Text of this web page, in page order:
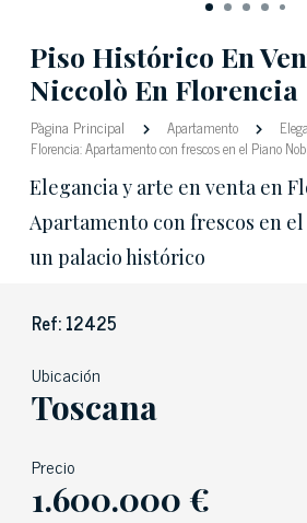
Piso Histórico En
Niccolò En Florencia
Pàgina Principal Apartamento
Florencia: Apartamento con frescos en el Piano
Elegancia y arte en venta en
Apartamento con frescos en
un palacio histórico
Ref: 12425
Ubicación
Toscana
Precio
1.600.000 €